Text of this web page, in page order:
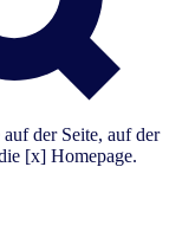
der Seite, auf der
[x] Homepage.